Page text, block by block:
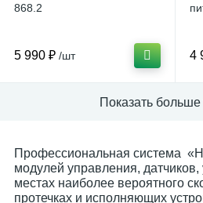
868.2
5 990 ₽ /шт 4
Показать больше
Профессиональная система
модулей управления,
местах наиболее вероятного
протечках и исполняющих